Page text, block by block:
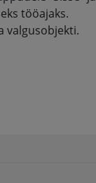
tööajaks.
valgusobjekti.